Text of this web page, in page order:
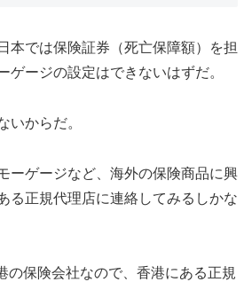
本では保険証券（死亡保障額）を担
ゲージの設定はできないはずだ。
いからだ。
ーゲージなど、海外の保険商品に興
る正規代理店に連絡してみるしかな
の保険会社なので、香港にある正規